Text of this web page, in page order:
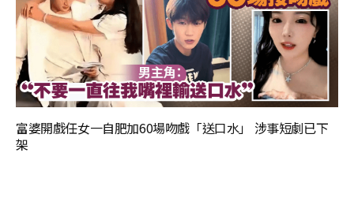
富婆開戲任女一自肥加60場吻戲「送口水」 涉事短劇已下
架